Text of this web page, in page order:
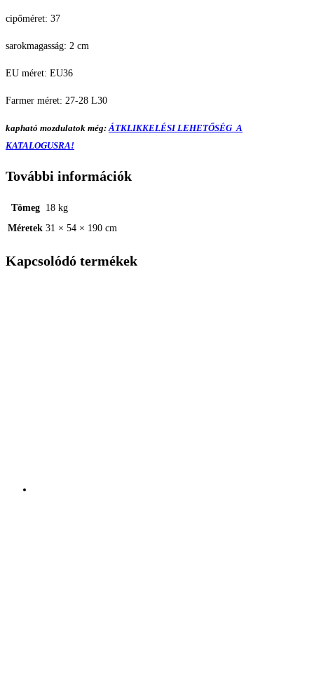
cipőméret: 37
sarokmagasság: 2 cm
EU méret: EU36
Farmer méret: 27-28 L30
kapható mozdulatok még:ÁTKLIKKELÉSI LEHETŐSÉG A
KATALOGUSRA!
További információk
Tömeg
18 kg
Méretek 31 × 54 × 190 cm
Kapcsolódó termékek